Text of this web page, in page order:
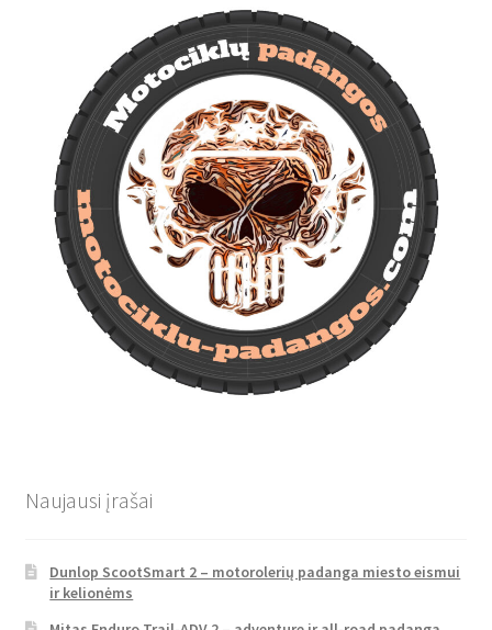
Naujausi įrašai
Dunlop ScootSmart 2 – motorolerių padanga miesto eismui
ir kelionėms